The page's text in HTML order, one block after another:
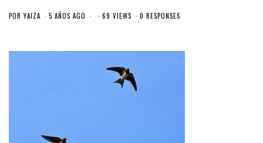
POR YAIZA 5 AÑOS AGO 69 VIEWS 0 RESPONSES